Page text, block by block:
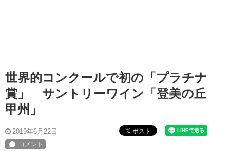
世界的コンクールで初の「プラチナ
賞」 サントリーワイン「登美の丘
甲州」
2019年6月22日 ポスト